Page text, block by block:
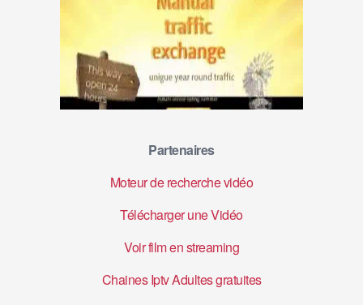
Partenaires
Moteur de recherche vidéo
Télécharger une Vidéo
Voir film en streaming
Chaines Iptv Adultes gratuites